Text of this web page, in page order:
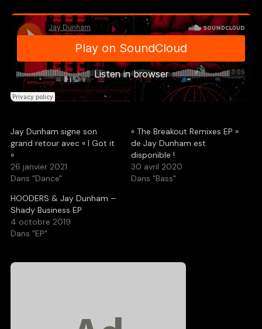
Jay Dunham signe son
grand retour avec « I Got it
»
26 janvier 2021
Dans "Dance"
« The Breakout Remixes EP »
de Jay Dunham est
disponible !
30 avril 2020
Dans "Bass"
HOODERS & Jay Dunham –
Shady Business EP
4 octobre 2019
Dans "EP"